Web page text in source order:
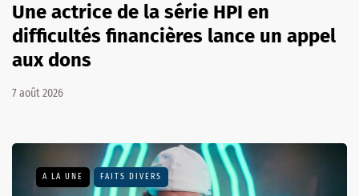
Une actrice de la série HPI en
difficultés financières lance un appel
aux dons
7 août 2026
A LA UNE FAITS DIVERS